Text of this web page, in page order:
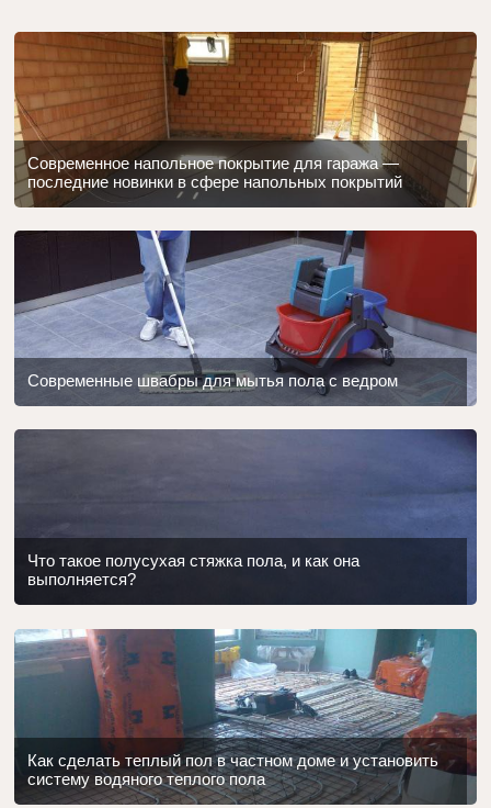
Современное напольное покрытие для гаража —
последние новинки в сфере напольных покрытий
Современные швабры для мытья пола с ведром
Что такое полусухая стяжка пола, и как она
выполняется?
Как сделать теплый пол в частном доме и установить
систему водяного теплого пола